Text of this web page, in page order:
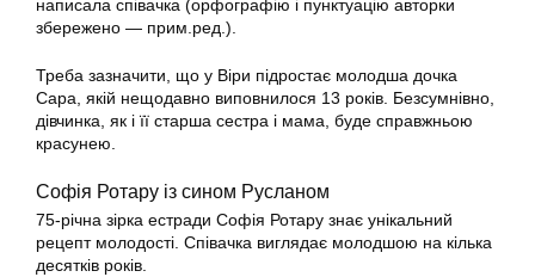
написала співачка (орфографію і пунктуацію авторки
збережено — прим.ред.).
Треба зазначити, що у Віри підростає молодша дочка
Сара, якій нещодавно виповнилося 13 років. Безсумнівно,
дівчинка, як і її старша сестра і мама, буде справжньою
красунею.
Софія Ротару із сином Русланом
75-річна зірка естради Софія Ротару знає унікальний
рецепт молодості. Співачка виглядає молодшою на кілька
десятків років.